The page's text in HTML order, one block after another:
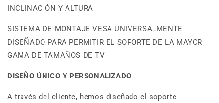
INCLINACIÓN Y ALTURA
SISTEMA DE MONTAJE VESA UNIVERSALMENTE
DISEÑADO PARA PERMITIR EL SOPORTE DE LA MAYOR
GAMA DE TAMAÑOS DE TV
DISEÑO ÚNICO Y PERSONALIZADO
A través del cliente, hemos diseñado el soporte